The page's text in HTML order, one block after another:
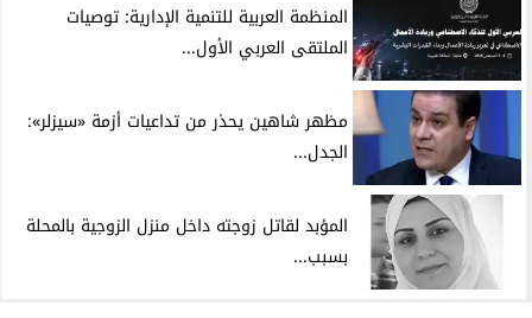
المنظمة العربية للتنمية الإدارية: توصيات
الملتقى العربي الأول...
مظهر شاهين يحذر من تداعيات أزمة «سيزلر»:
الجدل...
المؤبد لقاتل زوجته داخل منزل الزوجية بالمحلة
بسبب...